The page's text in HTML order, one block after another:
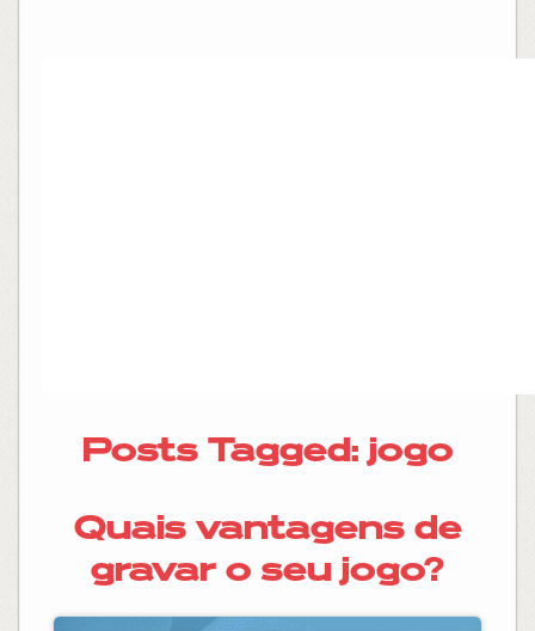
Posts Tagged: jogo
Quais vantagens de
gravar o seu jogo?